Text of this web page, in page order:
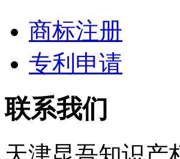
商标注册
专利申请
联系我们